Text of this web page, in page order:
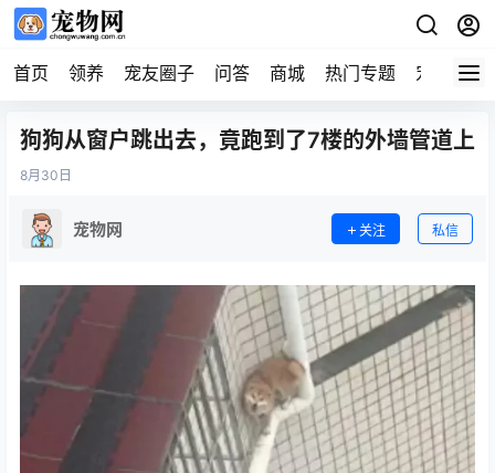
首页 领养 宠友圈子 问答 商城 热门专题 宠物企业
狗狗从窗户跳出去，竟跑到了7楼的外墙管道上
8月 30日
宠物网 关注 私信